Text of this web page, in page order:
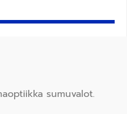
sumuvalot.